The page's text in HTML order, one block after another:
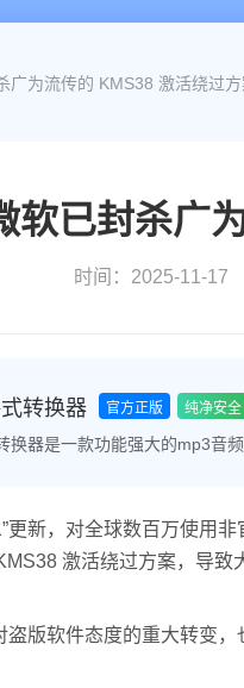
广为流传的 KMS38 激活绕过
软已封杀广
时间：2025-11-17
转换器 官方正版 纯净安全
换器是一款功能强大的mp3音
更新，对全球数百万使用
激活绕过方案，导致
版软件态度的重大转变